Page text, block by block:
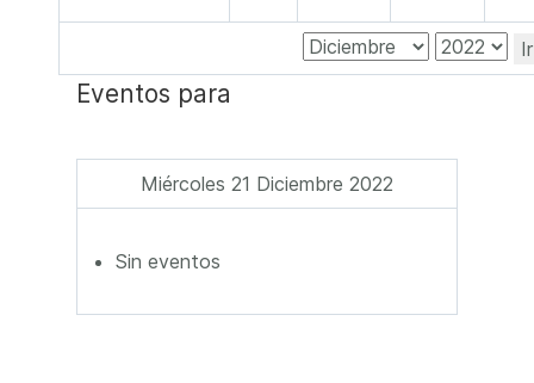
Eventos para
Miércoles 21 Diciembre 2022
Sin eventos